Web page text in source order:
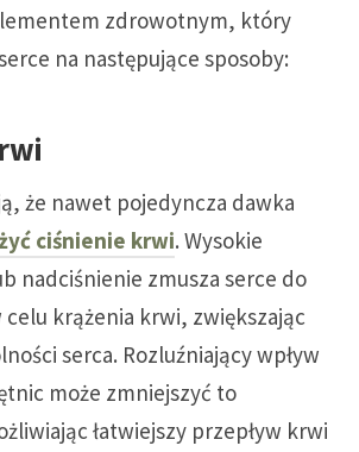
zdrowotnym, który
na następujące sposoby:
że nawet pojedyncza dawka
ciśnienie krwi. Wysokie
nadciśnienie zmusza serce do
celu krążenia krwi, zwiększając
serca. Rozluźniający wpływ
może zmniejszyć to
łatwiejszy przepływ krwi